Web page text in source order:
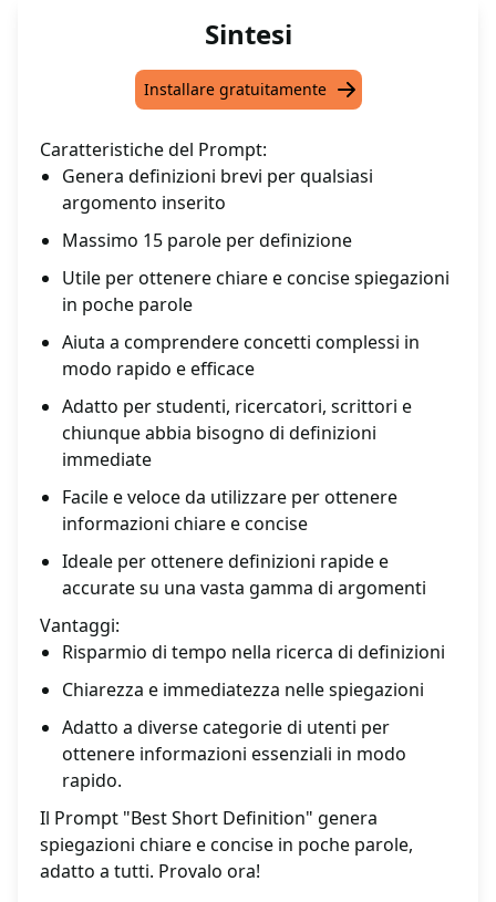
Sintesi
Installare gratuitamente
Caratteristiche del Prompt:
Genera definizioni brevi per qualsiasi
argomento inserito
Massimo 15 parole per definizione
Utile per ottenere chiare e concise spiegazioni
in poche parole
Aiuta a comprendere concetti complessi in
modo rapido e efficace
Adatto per studenti, ricercatori, scrittori e
chiunque abbia bisogno di definizioni
immediate
Facile e veloce da utilizzare per ottenere
informazioni chiare e concise
Ideale per ottenere definizioni rapide e
accurate su una vasta gamma di argomenti
Vantaggi:
Risparmio di tempo nella ricerca di definizioni
Chiarezza e immediatezza nelle spiegazioni
Adatto a diverse categorie di utenti per
ottenere informazioni essenziali in modo
rapido.
Il Prompt "Best Short Definition" genera
spiegazioni chiare e concise in poche parole,
adatto a tutti. Provalo ora!